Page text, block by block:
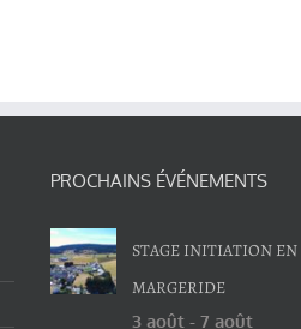
PROCHAINS ÉVÉNEMENTS
STAGE INITIATION EN
MARGERIDE
3 août -7 août